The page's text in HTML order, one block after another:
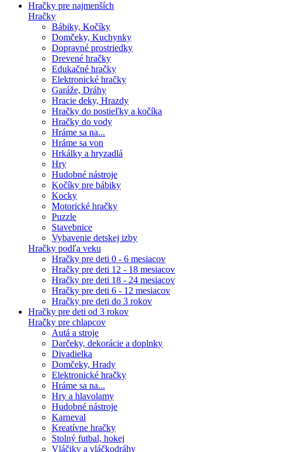
Hračky pre najmenších
Hračky
Bábiky, Kočíky
Domčeky, Kuchynky
Dopravné prostriedky
Drevené hračky
Edukačné hračky
Elektronické hračky
Garáže, Dráhy
Hracie deky, Hrazdy
Hračky do postieľky a kočíka
Hračky do vody
Hráme sa na...
Hráme sa von
Hrkálky a hryzadlá
Hry
Hudobné nástroje
Kočíky pre bábiky
Kocky
Motorické hračky
Puzzle
Stavebnice
Vybavenie detskej izby
Hračky podľa veku
Hračky pre deti 0 - 6 mesiacov
Hračky pre deti 12 - 18 mesiacov
Hračky pre deti 18 - 24 mesiacov
Hračky pre deti 6 - 12 mesiacov
Hračky pre deti do 3 rokov
Hračky pre deti od 3 rokov
Hračky pre chlapcov
Autá a stroje
Darčeky, dekorácie a doplnky
Divadielka
Domčeky, Hrady
Elektronické hračky
Hráme sa na...
Hry a hlavolamy
Hudobné nástroje
Karneval
Kreatívne hračky
Stolný futbal, hokej
Vláčiky a vláčkodráhy